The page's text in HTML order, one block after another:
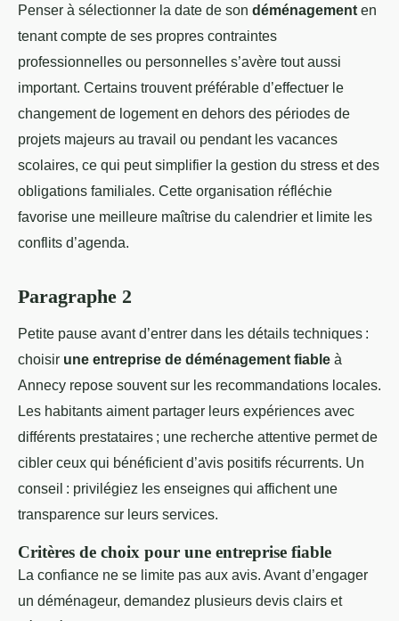
Penser à sélectionner la date de son déménagement en
tenant compte de ses propres contraintes
professionnelles ou personnelles s’avère tout aussi
important. Certains trouvent préférable d’effectuer le
changement de logement en dehors des périodes de
projets majeurs au travail ou pendant les vacances
scolaires, ce qui peut simplifier la gestion du stress et des
obligations familiales. Cette organisation réfléchie
favorise une meilleure maîtrise du calendrier et limite les
conflits d’agenda.
Paragraphe 2
Petite pause avant d’entrer dans les détails techniques :
choisir une entreprise de déménagement fiable à
Annecy repose souvent sur les recommandations locales.
Les habitants aiment partager leurs expériences avec
différents prestataires ; une recherche attentive permet de
cibler ceux qui bénéficient d’avis positifs récurrents. Un
conseil : privilégiez les enseignes qui affichent une
transparence sur leurs services.
Critères de choix pour une entreprise fiable
La confiance ne se limite pas aux avis. Avant d’engager
un déménageur, demandez plusieurs devis clairs et